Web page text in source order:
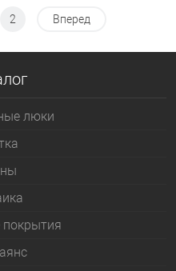
2 Вперед
люки